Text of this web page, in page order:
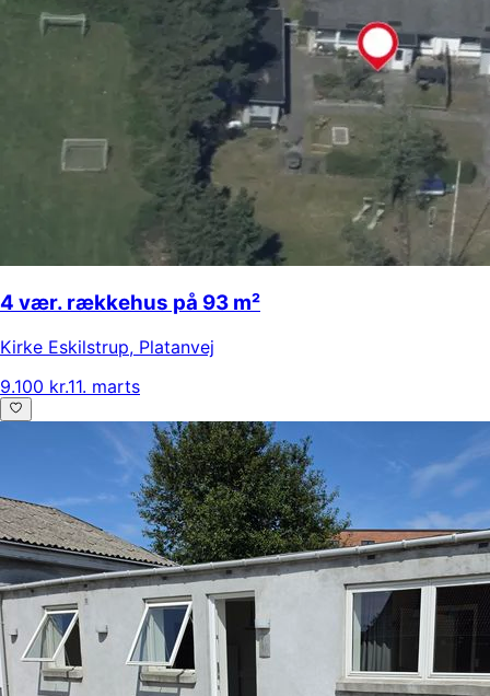
4 vær. rækkehus på 93 m²
Kirke Eskilstrup, Platanvej
9.100 kr.11. marts